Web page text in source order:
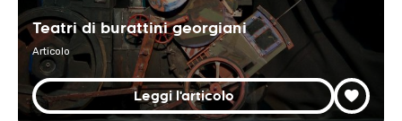
Teatri di burattini georgiani
Articolo
Leggi l'articolo